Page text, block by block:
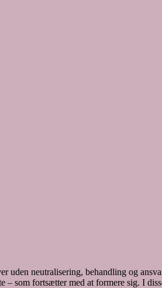
uden neutralisering, behandling og
som fortsætter med at formere sig. I